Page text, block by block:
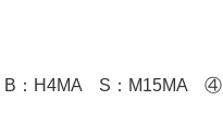
：H4MA S：M15MA ④